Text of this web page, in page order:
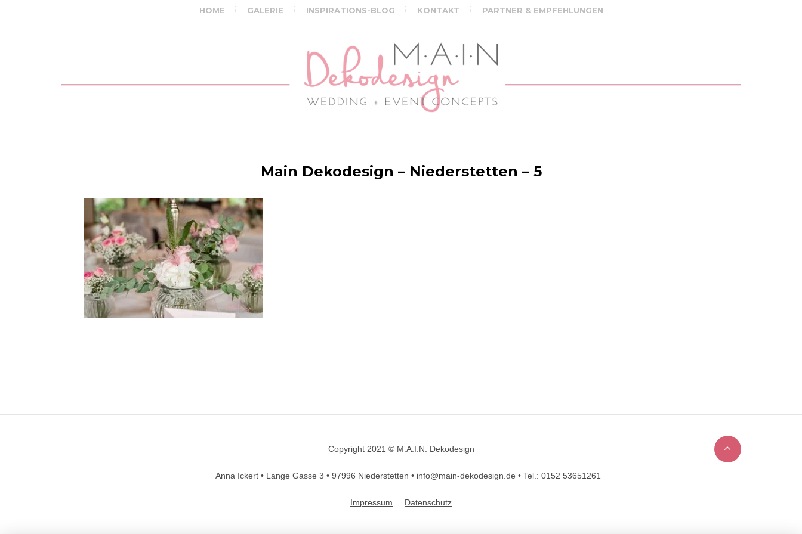
HOME GALERIE INSPIRATIONS-BLOG KONTAKT PARTNER & EMPFEHLUNGEN
Main Dekodesign – Niederstetten – 5
Designed byDesignHooks
Copyright 2021 © M.A.I.N. Dekodesign
Anna Ickert • Lange Gasse 3 • 97996 Niederstetten • info@main-dekodesign.de • Tel.: 0152 53651261
Impressum Datenschutz